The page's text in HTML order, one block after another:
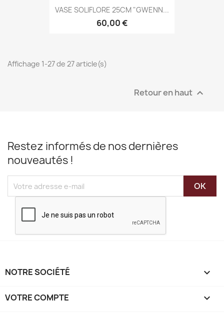
VASE SOLIFLORE 25CM "GWENN...
60,00 €
Affichage 1-27 de 27 article(s)
Retour en haut 
Restez informés de nos dernières
nouveautés !
NOTRE SOCIÉTÉ 
VOTRE COMPTE 